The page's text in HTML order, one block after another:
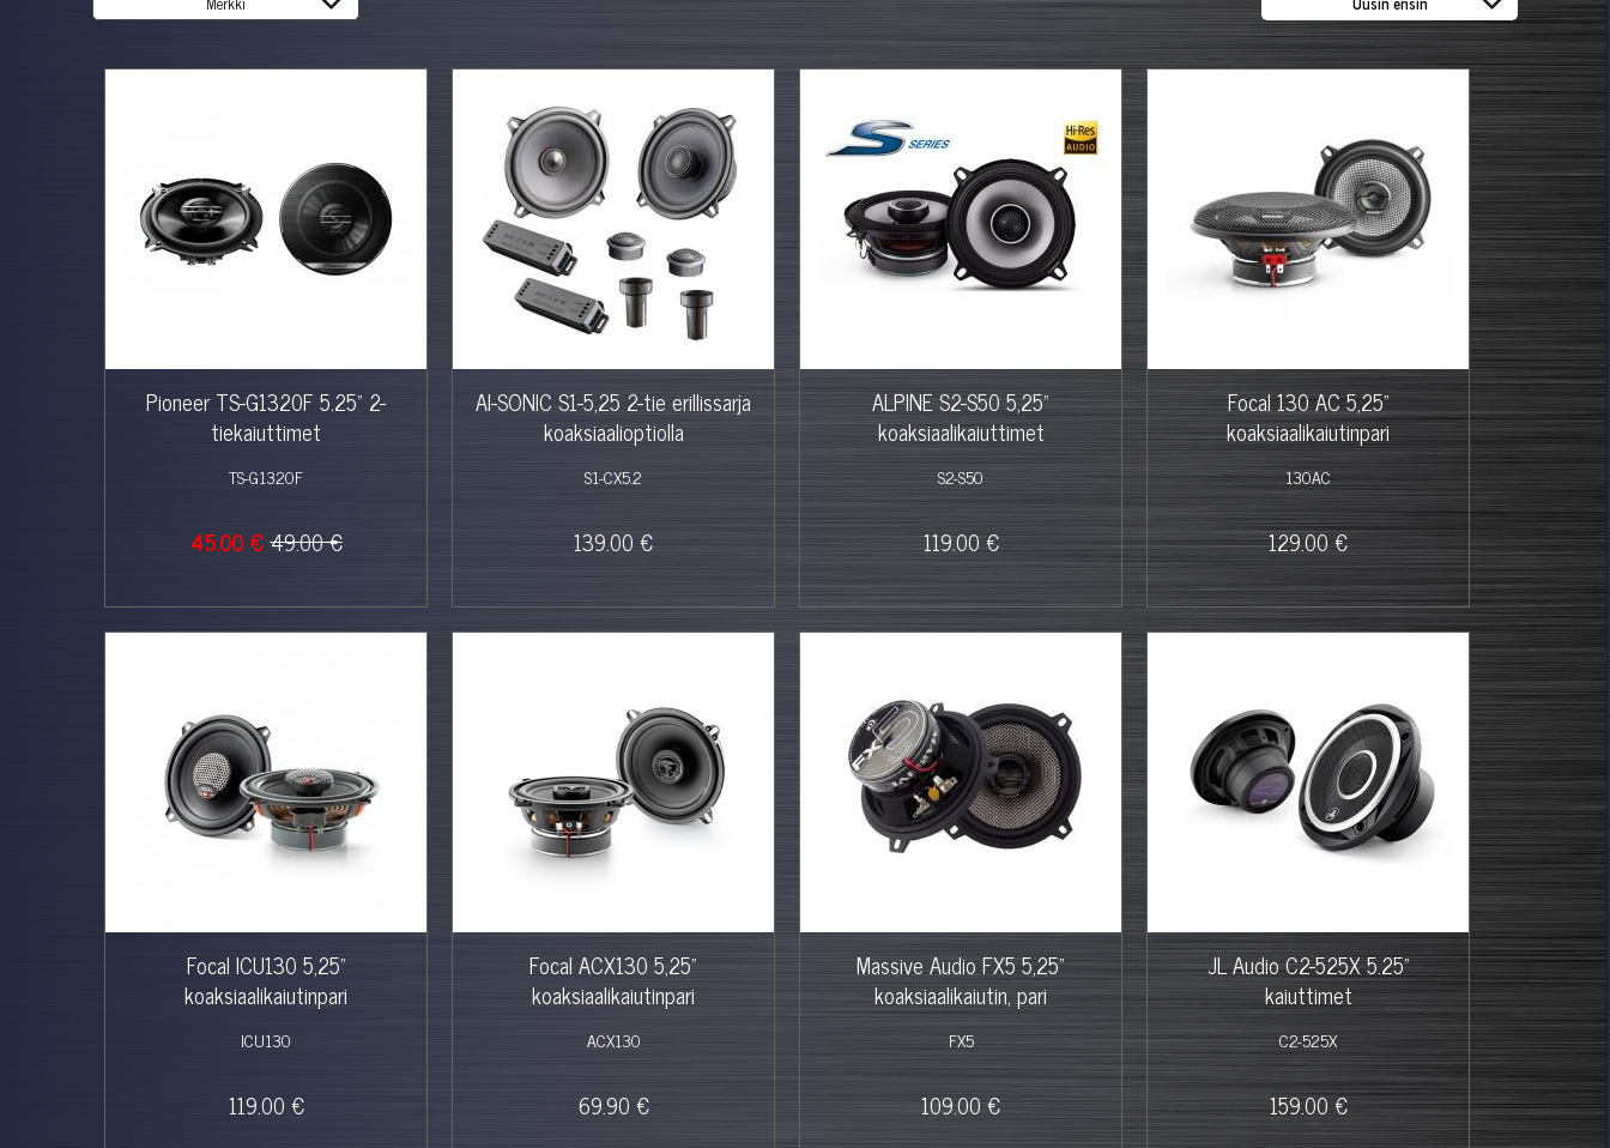
Pioneer TS-G1320F 5.25" 2-
tiekaiuttimet
TS-G1320F
45.00 €49.00 €
AI-SONIC S1-5,25 2-tie erillissarja
koaksiaalioptiolla
S1-CX5.2
139.00 €
ALPINE S2-S50 5,25"
koaksiaalikaiuttimet
S2-S50
119.00 €
Focal 130 AC 5,25"
koaksiaalikaiutinpari
130AC
129.00 €
Focal ICU130 5,25"
koaksiaalikaiutinpari
ICU130
119.00 €
Focal ACX130 5,25"
koaksiaalikaiutinpari
ACX130
69.90 €
Massive Audio FX5 5,25"
koaksiaalikaiutin, pari
FX5
109.00 €
JL Audio C2-525X 5.25"
kaiuttimet
C2-525X
159.00 €